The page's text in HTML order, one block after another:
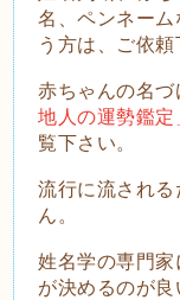
名、ペンネー
う方は、ご依頼
赤ちゃんの名
地人の運勢鑑定
覧下さい。
流行に流され
ん。
姓名学の専門
が決めるのが良